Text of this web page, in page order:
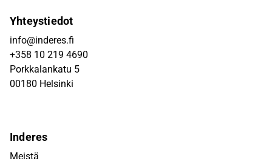
Yhteystiedot
info@inderes.fi
+358 10 219 4690
Porkkalankatu 5
00180 Helsinki
Inderes
Meistä